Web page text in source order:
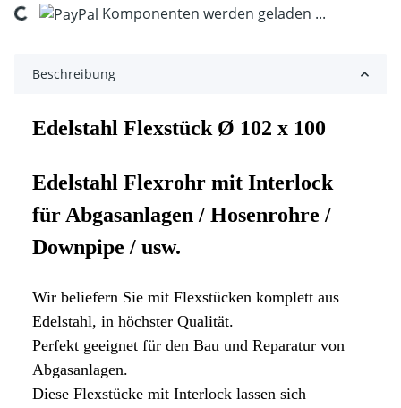
Komponenten werden geladen ...
Beschreibung
Edelstahl Flexstück Ø 102 x 100
Edelstahl Flexrohr mit Interlock
fürAbgasanlagen / Hosenrohre /
Downpipe / usw.
Wir beliefern Sie mit Flexstücken komplett aus
Edelstahl, in höchster Qualität.
Perfekt geeignet für den Bau und Reparatur von
Abgasanlagen.
Diese Flexstücke mit Interlock lassen sich